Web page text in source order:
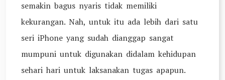
semakin bagus nyaris tidak memiliki
kekurangan. Nah, untuk itu ada lebih dari satu
seri iPhone yang sudah dianggap sangat
mumpuni untuk digunakan didalam kehidupan
sehari hari untuk laksanakan tugas apapun.